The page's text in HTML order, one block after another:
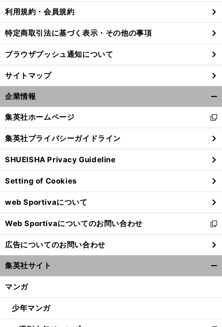
。
前
利用規約・会員規約
特定商取引法に基づく表示・その他の事項
ブラウザプッシュ通知について
サイトマップ
企業情報
閉
る
集英社ホームページ
新
し
い
ウ
ィ
ン
ド
ウ
で
開
く
集英社プライバシーガイドライン
SHUEISHA Privacy Guideline
Setting of Cookies
web Sportivaについて
Web Sportivaについてのお問い合わせ
新
し
い
ウ
ィ
ン
ウ
開
広告についてのお問い合わせ
集英社サイト
マンガ
少年マンガ